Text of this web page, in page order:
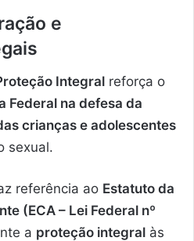
e
Integral reforça o
Federal na defesa da
crianças e adolescentes
sexual.
referência ao Estatuto da
(ECA – Lei Federal nº
a proteção integral às